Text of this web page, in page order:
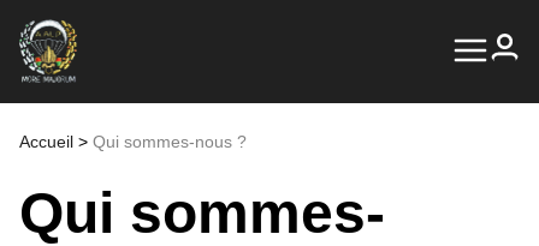
Accueil > Qui sommes-nous ?
Qui sommes-